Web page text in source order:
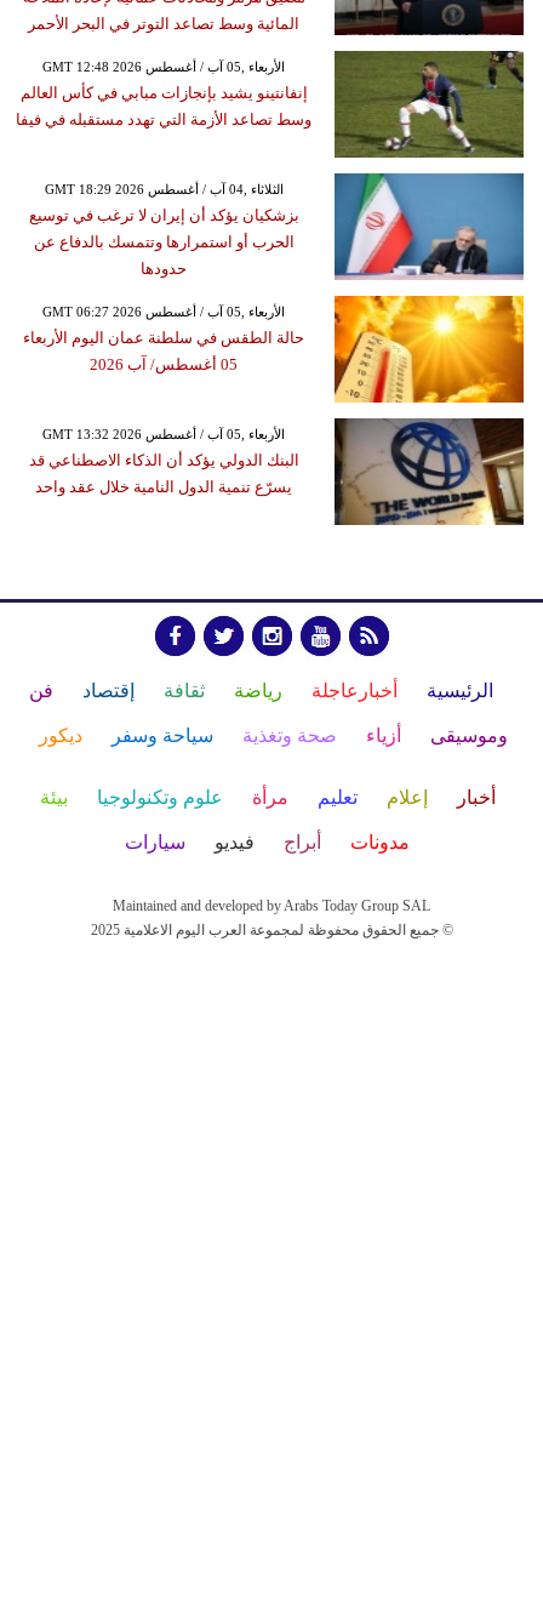
المائية وسط تصاعد التوتر في البحر الأحمر
GMT 12:48 2026 الأربعاء ,05 آب / أغسطس
إنفانتينو يشيد بإنجازات مبابي في كأس العالم
وسط تصاعد الأزمة التي تهدد مستقبله في فيفا
GMT 18:29 2026 الثلاثاء ,04 آب / أغسطس
بزشكيان يؤكد أن إيران لا ترغب في توسيع
الحرب أو استمرارها وتتمسك بالدفاع عن
حدودها
GMT 06:27 2026 الأربعاء ,05 آب / أغسطس
حالة الطقس في سلطنة عمان اليوم الأربعاء
05 أغسطس/ آب 2026
GMT 13:32 2026 الأربعاء ,05 آب / أغسطس
البنك الدولي يؤكد أن الذكاء الاصطناعي قد
يسرّع تنمية الدول النامية خلال عقد واحد
الرئيسية أخبارعاجلة رياضة ثقافة إقتصاد فن
وموسيقى أزياء صحة وتغذية سياحة وسفر ديكور
أخبار إعلام تعليم مرأة علوم وتكنولوجيا بيئة
مدونات أبراج فيديو سيارات
Maintained and developed by Arabs Today Group SAL
جميع الحقوق محفوظة لمجموعة العرب اليوم الاعلامية 2025 ©